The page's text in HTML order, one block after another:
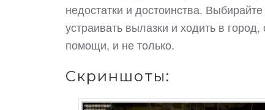
недостатки и достоинства.
устраивать вылазки и ходить в
помощи, и не только.
Скриншоты: